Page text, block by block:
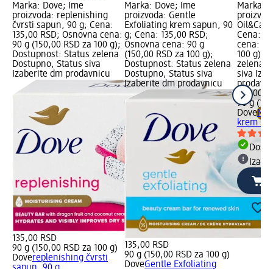
Marka: Dove; Ime
proizvoda: replenishing
čvrsti sapun, 90 g; Cena:
135,00 RSD; Osnovna cena:
90 g (150,00 RSD za 100 g);
Dostupnost: Status zelena
Dostupno, Status siva
Izaberite dm prodavnicu
135,00 RSD
90 g (150,00 RSD za 100 g)
Dovereplenishing čvrsti
Marka: Dove; Ime
proizvoda: Gentle
Exfoliating krem sapun, 90
g; Cena: 135,00 RSD;
Osnovna cena: 90 g
(150,00 RSD za 100 g);
Dostupnost: Status zelena
Dostupno, Status siva
Izaberite dm prodavnicu
135,00 RSD
90 g (150,00 RSD za 100 g)
DoveGentle Exfoliating
Marka:
Cena:
cena: 90
100 g);
zelena
siva
135,00
90 g
Dove
krem